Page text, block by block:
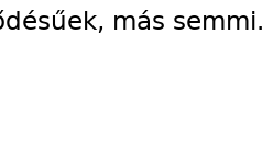
más semmi.